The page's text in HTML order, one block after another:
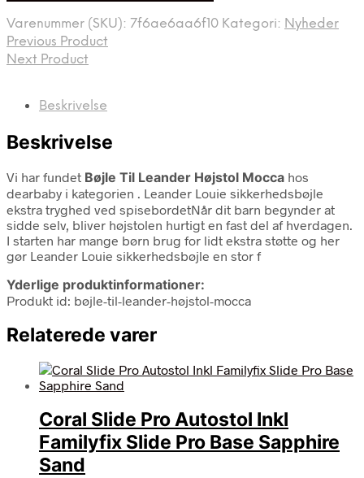
Varenummer (SKU): 7f6ae6aa6f10 Kategori: Nyheder
Previous Product
Next Product
Beskrivelse
Beskrivelse
Vi har fundet Bøjle Til Leander Højstol Mocca hos
dearbaby i kategorien . Leander Louie sikkerhedsbøjle
ekstra tryghed ved spisebordetNår dit barn begynder at
sidde selv, bliver højstolen hurtigt en fast del af hverdagen.
I starten har mange børn brug for lidt ekstra støtte og her
gør Leander Louie sikkerhedsbøjle en stor f
Yderlige produktinformationer:
Produkt id: bøjle-til-leander-højstol-mocca
Relaterede varer
Coral Slide Pro Autostol Inkl
Familyfix Slide Pro Base Sapphire
Sand